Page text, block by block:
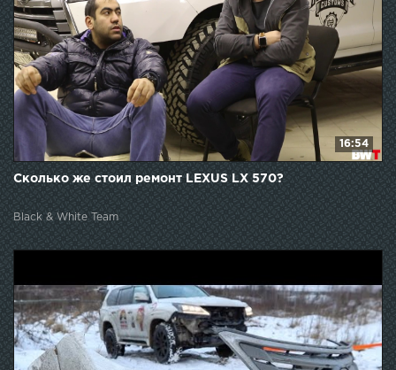
16:54
Сколько же стоил ремонт LEXUS LX 570?
Black & White Team